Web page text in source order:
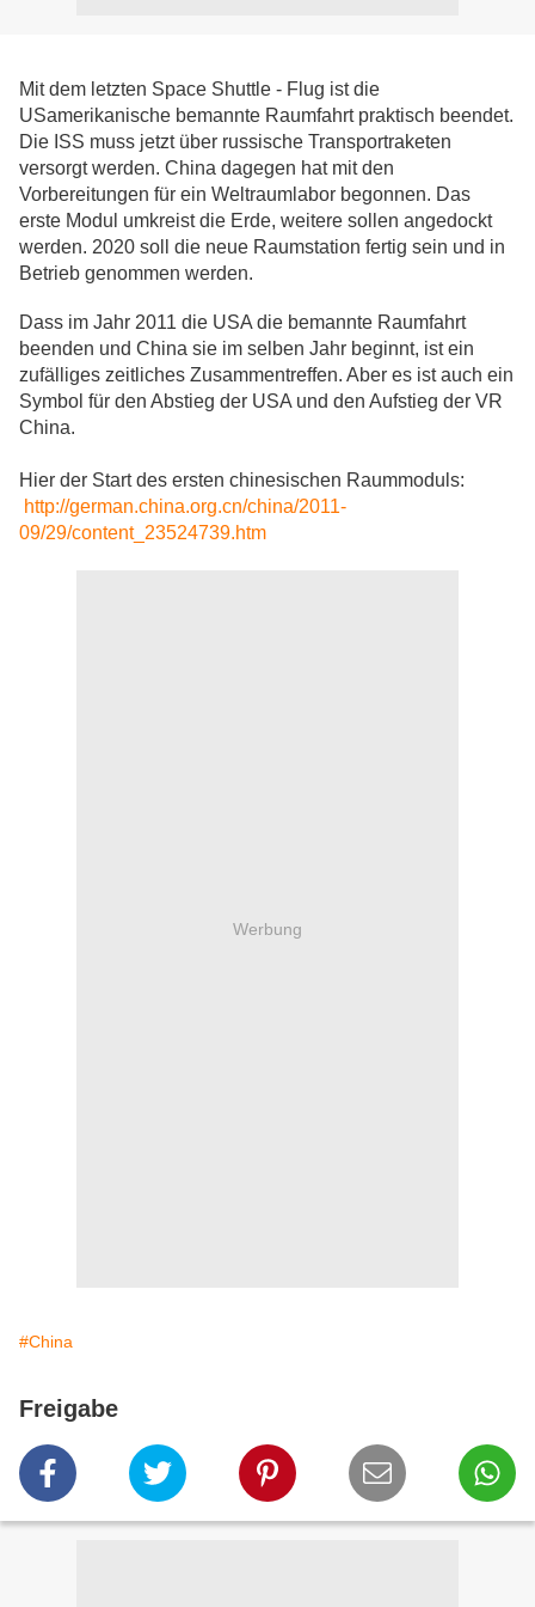
Mit dem letzten Space Shuttle - Flug ist die
USamerikanische bemannte Raumfahrt praktisch beendet.
Die ISS muss jetzt über russische Transportraketen
versorgt werden. China dagegen hat mit den
Vorbereitungen für ein Weltraumlabor begonnen. Das
erste Modul umkreist die Erde, weitere sollen angedockt
werden. 2020 soll die neue Raumstation fertig sein und in
Betrieb genommen werden.
Dass im Jahr 2011 die USA die bemannte Raumfahrt
beenden und China sie im selben Jahr beginnt, ist ein
zufälliges zeitliches Zusammentreffen. Aber es ist auch ein
Symbol für den Abstieg der USA und den Aufstieg der VR
China.
Hier der Start des ersten chinesischen Raummoduls:
http://german.china.org.cn/china/2011-
09/29/content_23524739.htm
Werbung
#China
Freigabe